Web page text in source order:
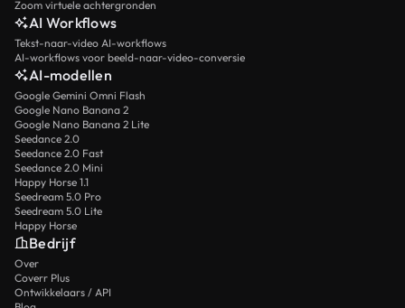
Zoom virtuele achtergronden
AI Workflows
Tekst-naar-video AI-workflows
AI-workflows voor beeld-naar-video-conversie
AI-modellen
Google Gemini Omni Flash
Google Nano Banana 2
Google Nano Banana 2 Lite
Seedance 2.0
Seedance 2.0 Fast
Seedance 2.0 Mini
Happy Horse 1.1
Seedream 5.0 Pro
Seedream 5.0 Lite
Happy Horse
Bedrijf
Over
Coverr Plus
Ontwikkelaars / API